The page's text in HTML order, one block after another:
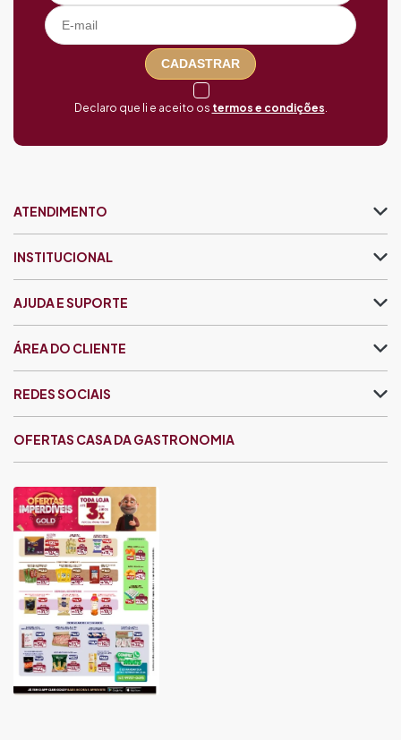
CADASTRAR
Declaro que li e aceito os termos e condições
ATENDIMENTO
INSTITUCIONAL
AJUDA E SUPORTE
ÁREA DO CLIENTE
OFERTAS CASA DA GASTRONOMIA
REDES SOCIAIS